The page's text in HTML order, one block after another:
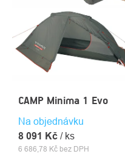
CAMP Minima 1 Evo
Na objednávku
6 686,78 Kč bez DPH
8 091 Kč / ks